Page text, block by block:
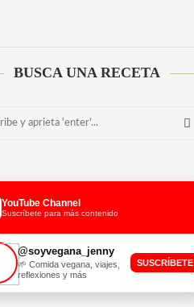
BUSCA UNA RECETA
YouTube Channel
Suscríbete para más contenido
@soyvegana_jenny
🌱 Comida vegana, viajes,
reflexiones y más
SUSCRÍBETE